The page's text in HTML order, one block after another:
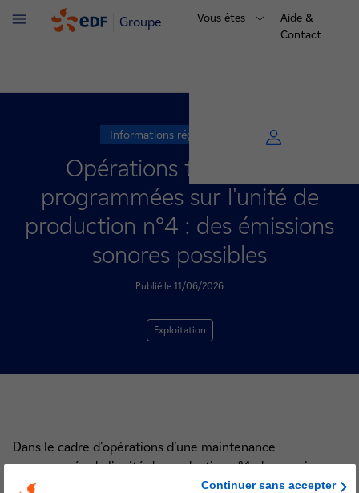
Groupe Vous êtes
Aide &
Contact
Menu
Informations réglementaires
Opérations techniques
programmées sur l'unité de
production n°4 : des émissions
sonores possibles
Publié le 11/06/2026
Exploitation
Dans le cadre d'opérations d’une maintenance
programmée de l'unité de production n°4, des essais
réglementaires sur des soupapes auront lieu vendredi 12
Continuer sans accepter